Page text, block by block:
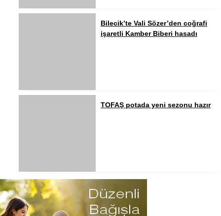
Bilecik’te Vali Sözer’den coğrafi
işaretli Kamber Biberi hasadı
TOFAŞ potada yeni sezonu hazır